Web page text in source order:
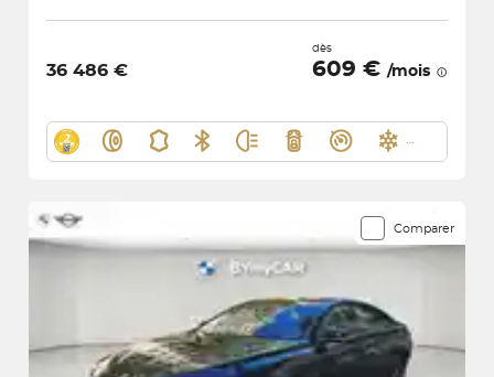
36 486 €
dès
609 € /mois
Comparer